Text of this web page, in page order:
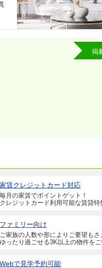
掲
家賃クレジットカード対応
毎月の家賃でポイントゲット！
クレジットカード利用可能な賃貸特
ファミリー向け
ご家族の人数や形によりご要望もさ
ゆったり過ごせる3K以上の物件をご
Webで見学予約可能